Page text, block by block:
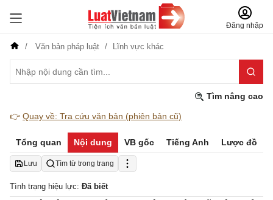
Đăng nhập
Văn bản pháp luật Lĩnh vực khác
Tìm nâng cao
👉 Quay về: Tra cứu văn bản (phiên bản cũ)
Tổng quan Nội dung VB gốc Tiếng Anh Lược đồ
Lưu Tìm từ trong trang
Tình trạng hiệu lực: Đã biết